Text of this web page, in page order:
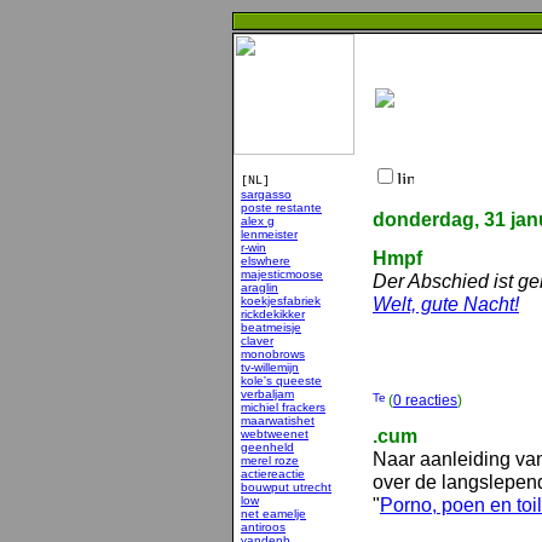
[NL]
sargasso
poste restante
alex g
lenmeister
r-win
elswhere
majesticmoose
araglin
koekjesfabriek
rickdekikker
beatmeisje
claver
monobrows
tv-willemijn
kole's queeste
verbaljam
michiel frackers
maarwatishet
webtweenet
geenheld
merel roze
actiereactie
bouwput utrecht
low
net eamelje
antiroos
donderdag, 31
Hmpf
Der Abschied ist
Welt, gute Nacht!
(0 reacties)
.cum
Naar aanleiding
over de
"Porno, poen en